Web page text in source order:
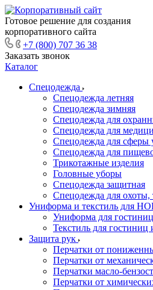
Готовое решение для создания
корпоративного сайта
+7 (800) 707 36 38
Заказать звонок
Каталог
Спецодежда
Спецодежда летняя
Спецодежда зимняя
Спецодежда для
Спецодежда для
Спецодежда для сферы
Спецодежда для
Трикотажные изделия
Головные уборы
Спецодежда защитная
Спецодежда для охоты,
Униформа и текстиль для
Униформа для
Текстиль для гостиниц
Защита рук
Перчатки от
Перчатки от
Перчатки масло-
Перчатки от